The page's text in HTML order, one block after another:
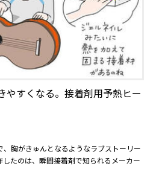
やすくなる。接着剤用予熱ヒー
、胸がきゅんとなるようなラブストーリー
したのは、瞬間接着剤で知られるメーカー